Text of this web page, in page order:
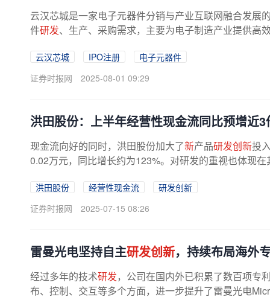
云汉芯城是一家电子元器件分销与产业互联网融合发展
件研发、生产、采购需求，主要为电子制造产业提供高
云汉芯城 IPO注册
电子元器件
证券时报网
2025-08-01 09:29
洪田股份：上半年经营性现金流同比预增近
现金流向好的同时，洪田股份加大了新产品研发创新投
0.02万元，同比增长约为123%。对研发的重视也体现
洪田股份 经营性现金流
研发创新
证券时报网
2025-07-15 08:26
雷曼光电坚持自主研发创新，持续布局海外
经过多年的技术研发，公司在国内外已积累了数百项专
布、控制、交互等多个方面，进一步提升了雷曼光电